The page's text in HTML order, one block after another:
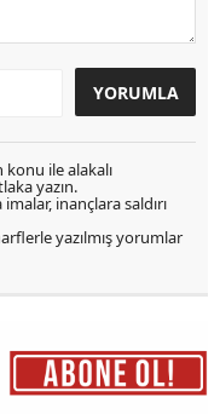
ile alakalı
yazın.
inançlara saldırı
yazılmış yorumlar